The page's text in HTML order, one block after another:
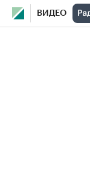
ВИДЕО